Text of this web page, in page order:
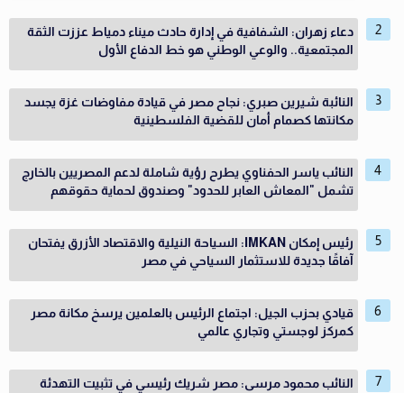
دعاء زهران: الشفافية في إدارة حادث ميناء دمياط عززت الثقة
المجتمعية.. والوعي الوطني هو خط الدفاع الأول
النائبة شيرين صبري: نجاح مصر في قيادة مفاوضات غزة يجسد
مكانتها كصمام أمان للقضية الفلسطينية
النائب ياسر الحفناوي يطرح رؤية شاملة لدعم المصريين بالخارج
تشمل "المعاش العابر للحدود" وصندوق لحماية حقوقهم
رئيس إمكان IMKAN: السياحة النيلية والاقتصاد الأزرق يفتحان
آفاقًا جديدة للاستثمار السياحي في مصر
قيادي بحزب الجيل: اجتماع الرئيس بالعلمين يرسخ مكانة مصر
كمركز لوجستي وتجاري عالمي
النائب محمود مرسى: مصر شريك رئيسي في تثبيت التهدئة